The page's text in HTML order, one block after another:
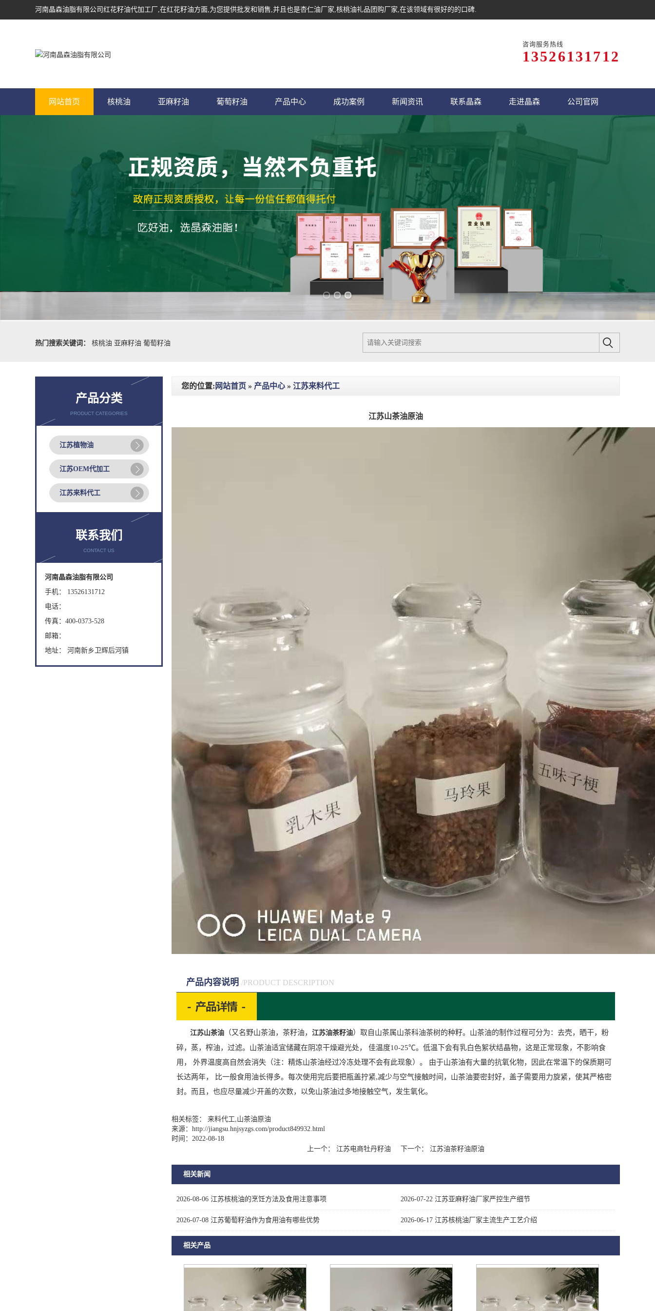
河南晶森油脂有限公司 红花籽油代加工厂 ,在红花籽油方面,为您提供批发和销售,并且也是杏仁油厂家,核桃油礼品团购厂家,在该领域有很好的的口碑.
咨询服务热线
13526131712
网站首页 核桃油 亚麻籽油 葡萄籽油 产品中心 成功案例 新闻资讯 联系晶森 走进晶森 公司官网
热门搜索关键词：
核桃油 亚麻籽油 葡萄籽油
产品分类
PRODUCT CATEGORIES
江苏植物油
江苏OEM代加工
江苏来料代工
联系我们
CONTACT US
河南晶森油脂有限公司
手机： 13526131712
电话：
传真：400-0373-528
邮箱：
地址： 河南新乡卫辉后河镇
您的位置: 网站首页 » 产品中心 » 江苏来料代工
江苏山茶油原油
产品内容说明 /PRODUCT DESCRIPTION
江苏山茶油 （又名野山茶油，茶籽油， 江苏油茶籽油）取自山茶属山茶科油茶树的种籽。山茶油的制作过程可分为：去壳，晒干，粉
碎，蒸，榨油，过滤。山茶油适宜储藏在阴凉干燥避光处， 佳温度10-25℃。低温下会有乳白色絮状结晶物，这是正常现象，不影响食
用， 外界温度高自然会消失（注：精炼山茶油经过冷冻处理不会有此现象）。 由于山茶油有大量的抗氧化物，因此在常温下的保质期可
长达两年， 比一般食用油长得多。每次使用完后要把瓶盖拧紧,减少与空气接触时间，山茶油要密封好，盖子需要用力旋紧，使其严格密
封。而且，也应尽量减少开盖的次数，以免山茶油过多地接触空气，发生氧化。
相关标签： 来料代工,山茶油原油
来源： http://jiangsu.hnjsyzgs.com/product849932.html
时间：2022-08-18
上一个：
江苏电商牡丹籽油 下一个： 江苏油茶籽油原油
相关新闻
2026-08-06 江苏核桃油的烹饪方法及食用注意事项 2026-07-22 江苏亚麻籽油厂家严控生产细节
2026-07-08 江苏葡萄籽油作为食用油有哪些优势 2026-06-17 江苏核桃油厂家主流生产工艺介绍
相关产品